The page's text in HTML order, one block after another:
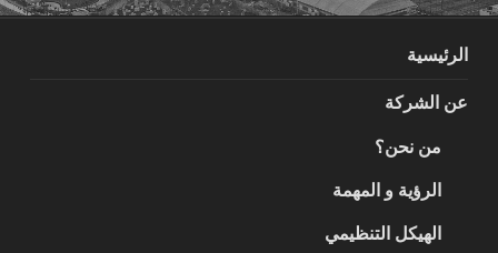
الرئيسية
عن الشركة
من نحن؟
الرؤية و المهمة
الهيكل التنظيمي